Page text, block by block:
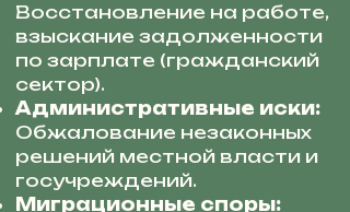
Восстановление на работе,
взыскание задолженности
по зарплате (гражданский
сектор).
Административные иски:
Обжалование незаконных
решений местной власти и
госучреждений.
Миграционные споры: